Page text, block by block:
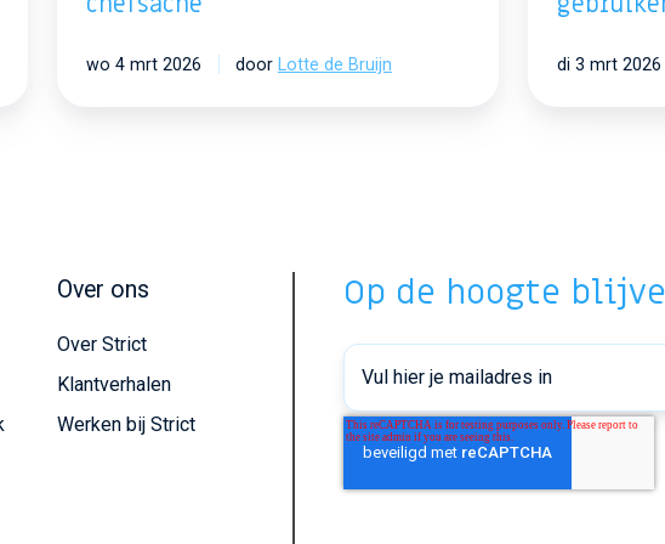
wo 4 mrt 2026 door Lotte de Bruijn di 3 mrt 2026
Over ons
Over Strict
Klantverhalen
Werken bij Strict
Op de hoogte